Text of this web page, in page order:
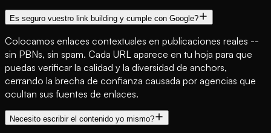
Es seguro vuestro link building y cumple con Google?
Colocamos enlaces contextuales en publicaciones reales --
sin PBNs, sin spam. Cada URL aparece en tu hoja para que
puedas verificar la calidad y la diversidad de anchors,
cerrando la brecha de confianza causada por agencias que
ocultan sus fuentes de enlaces.
Necesito escribir el contenido yo mismo?